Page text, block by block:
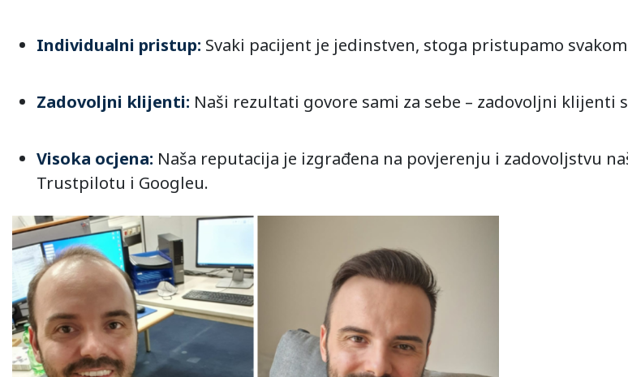
Individualni pristup: Svaki pacijent je jedinstven, stoga pristupamo
Zadovoljni klijenti: Naši rezultati govore sami za sebe – zadovoljni klijenti
Visoka ocjena: Naša reputacija je izgrađena na povjerenju i zadovoljstvu
Trustpilotu i Googleu.